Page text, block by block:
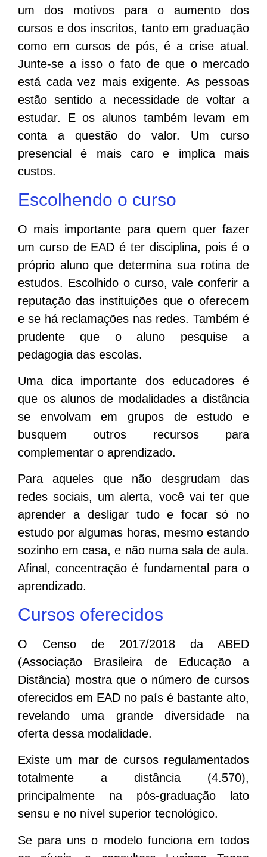
um dos motivos para o aumento dos
cursos e dos inscritos, tanto em graduação
como em cursos de pós, é a crise atual.
Junte-se a isso o fato de que o mercado
está cada vez mais exigente. As pessoas
estão sentido a necessidade de voltar a
estudar. E os alunos também levam em
conta a questão do valor. Um curso
presencial é mais caro e implica mais
custos.
Escolhendo o curso
O mais importante para quem quer fazer
um curso de EAD é ter disciplina, pois é o
próprio aluno que determina sua rotina de
estudos. Escolhido o curso, vale conferir a
reputação das instituições que o oferecem
e se há reclamações nas redes. Também é
prudente que o aluno pesquise a
pedagogia das escolas.
Uma dica importante dos educadores é
que os alunos de modalidades a distância
se envolvam em grupos de estudo e
busquem outros recursos para
complementar o aprendizado.
Para aqueles que não desgrudam das
redes sociais, um alerta, você vai ter que
aprender a desligar tudo e focar só no
estudo por algumas horas, mesmo estando
sozinho em casa, e não numa sala de aula.
Afinal, concentração é fundamental para o
aprendizado.
Cursos oferecidos
O Censo de 2017/2018 da ABED
(Associação Brasileira de Educação a
Distância) mostra que o número de cursos
oferecidos em EAD no país é bastante alto,
revelando uma grande diversidade na
oferta dessa modalidade.
Existe um mar de cursos regulamentados
totalmente a distância (4.570),
principalmente na pós-graduação lato
sensu e no nível superior tecnológico.
Se para uns o modelo funciona em todos